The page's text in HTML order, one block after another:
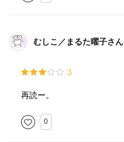
むしこ／まるた曜子さん
3
再読ー。
0